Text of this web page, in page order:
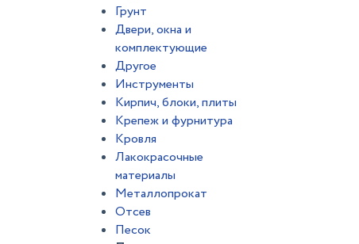
Грунт
Двери, окна и
комплектующие
Другое
Инструменты
Кирпич, блоки, плиты
Крепеж и фурнитура
Кровля
Лакокрасочные
материалы
Металлопрокат
Отсев
Песок